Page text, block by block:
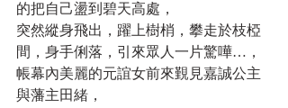
的把自己盪到碧天高處，
突然縱身飛出，躍上樹梢，攀走於枝椏
間，身手俐落，引來眾人一片驚嘩…，
帳幕內美麗的元誼女前來覲見嘉誠公主
與藩主田緒，